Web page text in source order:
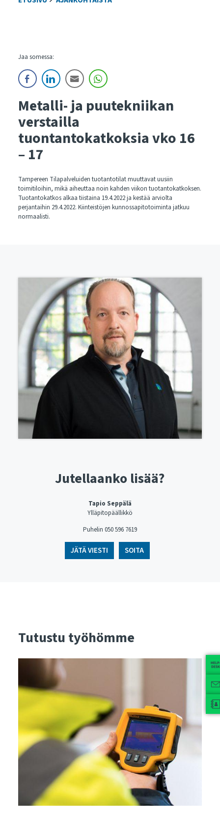
Jaa somessa:
Metalli- ja puutekniikan
verstailla
tuontantokatkoksia vko 16
– 17
Tampereen Tilapalveluiden tuotantotilat muuttavat uusiin
toimitiloihin, mikä aiheuttaa noin kahden viikon tuotantokatkoksen.
Tuotantokatkos alkaa tiistaina 19.4.2022 ja kestää arviolta
perjantaihin 29.4.2022. Kiinteistöjen kunnossapitotoiminta jatkuu
normaalisti.
Jutellaanko lisää?
Tapio Seppälä
Ylläpitopäällikkö
Puhelin ​​​​​​​050 596 7619
JÄTÄ VIESTI SOITA
Tutustu työhömme